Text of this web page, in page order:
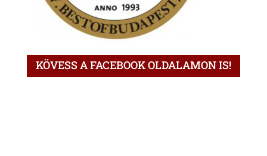
KÖVESS A FACEBOOK OLDALAMON IS!